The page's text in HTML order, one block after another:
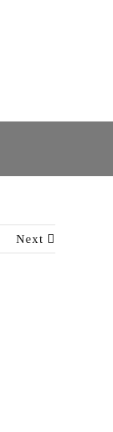
Next